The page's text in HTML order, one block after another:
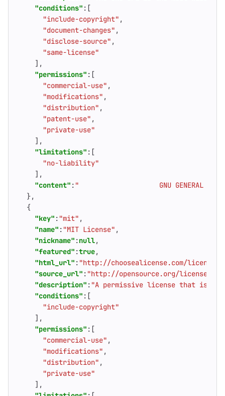
"conditions" :[
"include-copyright" ,
"document-changes" ,
"disclose-source" ,
"same-license"
],
"permissions" :[
"commercial-use" ,
"modifications" ,
"distribution" ,
"patent-use" ,
"private-use"
],
"limitations" :[
"no-liability"
],
"content" : "                    GNU GENERAL
},
{
"key" : "mit" ,
"name" : "MIT License" ,
"nickname" :null,
"featured" :true,
"html_url" : "http://choosealicense.com/
"source_url" : "http://opensource.org/licenses/
"description" : "A permissive license that is
"conditions" :[
"include-copyright"
],
"permissions" :[
"commercial-use" ,
"modifications" ,
"distribution" ,
"private-use"
],